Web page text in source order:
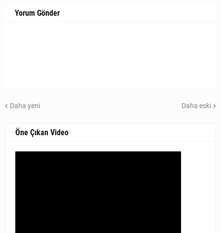
Yorum Gönder
Daha yeni Daha eski
Öne Çıkan Video